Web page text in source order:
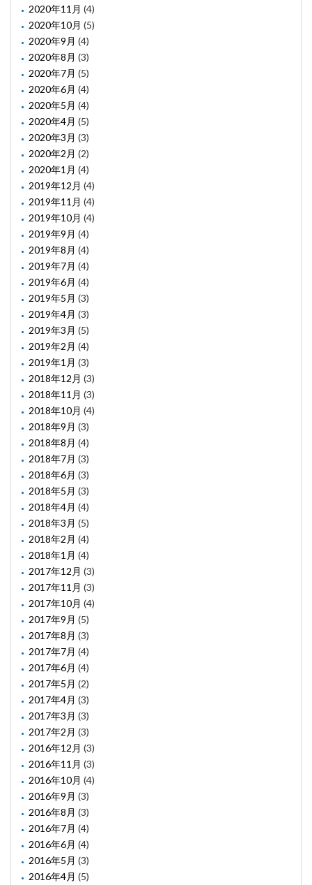
2020年11月 (4)
2020年10月 (5)
2020年9月 (4)
2020年8月 (3)
2020年7月 (5)
2020年6月 (4)
2020年5月 (4)
2020年4月 (5)
2020年3月 (3)
2020年2月 (2)
2020年1月 (4)
2019年12月 (4)
2019年11月 (4)
2019年10月 (4)
2019年9月 (4)
2019年8月 (4)
2019年7月 (4)
2019年6月 (4)
2019年5月 (3)
2019年4月 (3)
2019年3月 (5)
2019年2月 (4)
2019年1月 (3)
2018年12月 (3)
2018年11月 (3)
2018年10月 (4)
2018年9月 (3)
2018年8月 (4)
2018年7月 (3)
2018年6月 (3)
2018年5月 (3)
2018年4月 (4)
2018年3月 (5)
2018年2月 (4)
2018年1月 (4)
2017年12月 (3)
2017年11月 (3)
2017年10月 (4)
2017年9月 (5)
2017年8月 (3)
2017年7月 (4)
2017年6月 (4)
2017年5月 (2)
2017年4月 (3)
2017年3月 (3)
2017年2月 (3)
2016年12月 (3)
2016年11月 (3)
2016年10月 (4)
2016年9月 (3)
2016年8月 (3)
2016年7月 (4)
2016年6月 (4)
2016年5月 (3)
2016年4月 (5)